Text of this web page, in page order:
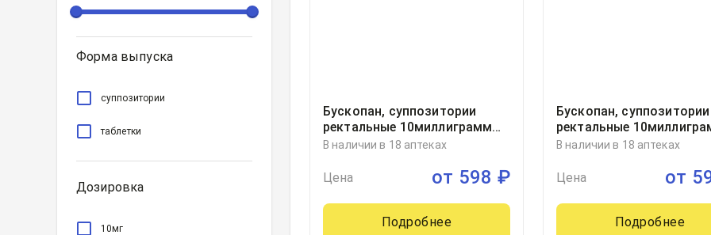
Форма выпуска
суппозитории
таблетки
Дозировка
10мг
Бускопан, суппозитории
ректальные 10миллиграмм
блистер, 10
В наличии в 18 аптеках
Цена от 598 ₽
Подробнее
Бускопан, суппозитории
ректальные
блистер, 10, Институт де
В наличии в 18 аптеках
Цена от
Подробнее